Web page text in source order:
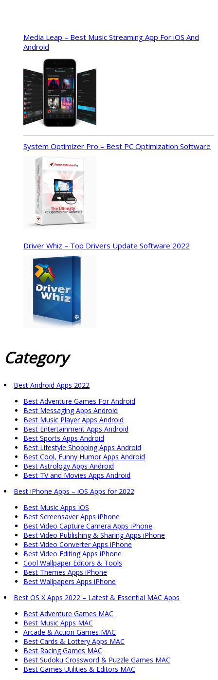
Media Leap – Best Music Streaming App For iOS And
Android
System Optimizer Pro – Best PC Optimization Software
Driver Whiz – Top Drivers Update Software 2022
Category
Best Android Apps 2022
Best Adventure Games For Android
Best Messaging Apps Android
Best Music Player Apps Android
Best Entertainment Apps Android
Best Sports Apps Android
Best Lifestyle Shopping Apps Android
Best Cool, Funny Humor Apps Android
Best Astrology Apps Android
Best TV and Movies Apps Android
Best iPhone Apps – iOS Apps for 2022
Best Music Apps IOS
Best Screensaver Apps iPhone
Best Video Capture Camera Apps iPhone
Best Video Publishing & Sharing Apps iPhone
Best Video Converter Apps iPhone
Best Video Editing Apps iPhone
Cool Wallpaper Editors & Tools
Best Themes Apps iPhone
Best Wallpapers Apps iPhone
Best OS X Apps 2022 – Latest & Essential MAC Apps
Best Adventure Games MAC
Best Music Apps MAC
Arcade & Action Games MAC
Best Cards & Lottery Apps MAC
Best Racing Games MAC
Best Sudoku Crossword & Puzzle Games MAC
Best Games Utilities & Editors MAC